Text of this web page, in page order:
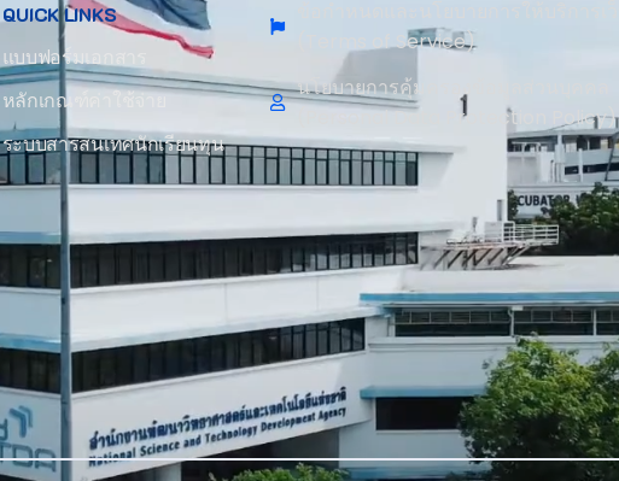
QUICK LINKS
แบบฟอร์มเอกสาร
หลักเกณฑ์ค่าใช้จ่าย
ระบบสารสนเทศนักเรียนทุน
(Terms of Service)
นโยบายการคุ้มครองข้อมูลส่วนบุคคล
(Personal Data Protection Policy)